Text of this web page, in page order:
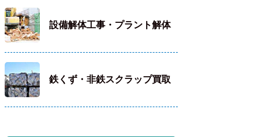
設備解体工事・プラント解体
鉄くず・非鉄スクラップ買取